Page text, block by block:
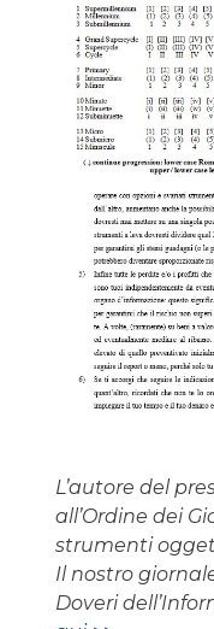
L’autore del
all’Ordine dei
strumenti
Il nostro
Doveri